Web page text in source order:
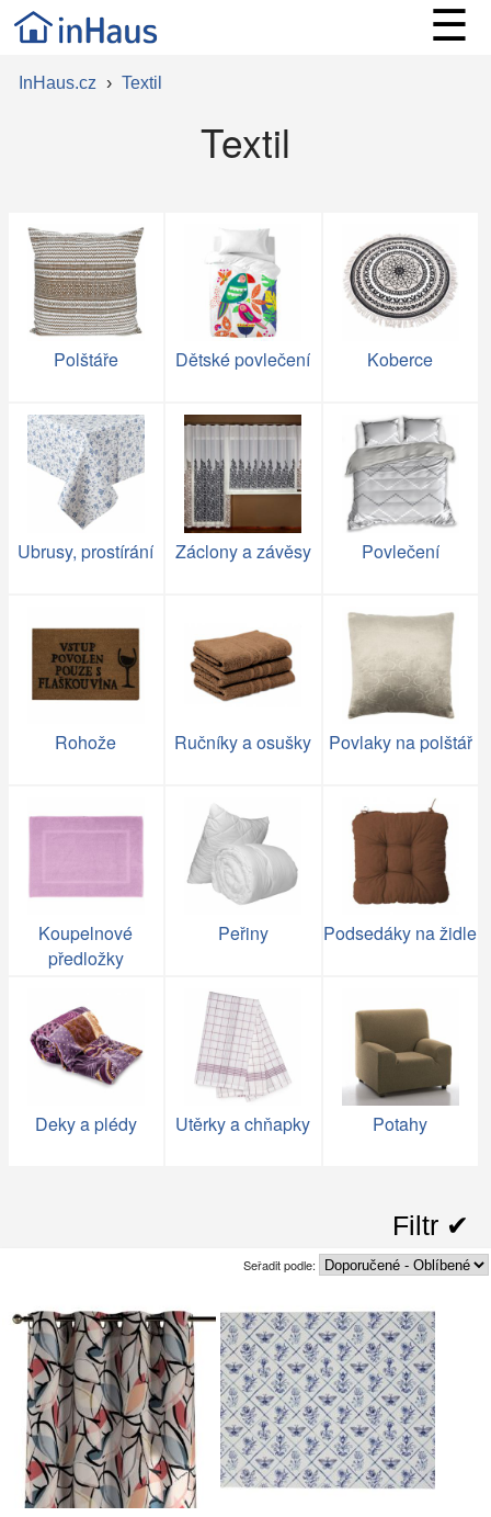
☰
InHaus.cz › Textil
Textil
Polštáře Dětské povlečení Koberce
Ubrusy, prostírání Záclony a závěsy Povlečení
Rohože Ručníky a osušky Povlaky na polštář
Koupelnové
předložky
Peřiny Podsedáky na židle
Deky a plédy Utěrky a chňapky Potahy
Filtr ✔︎
Seřadit podle: